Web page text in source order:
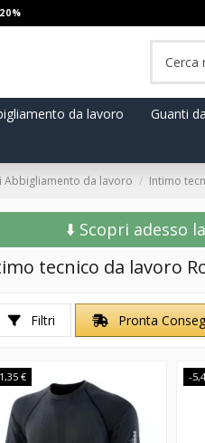
da lavoro Guanti
Abbigliamento da lavoro Intimo
⬇️ Scopri adesso
tecnico da lavoro
Filtri Pronta
€ -